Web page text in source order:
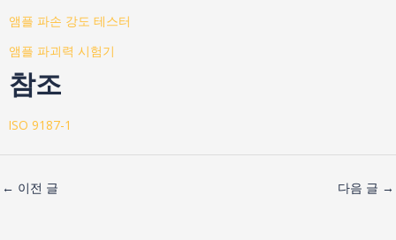
앰플 파손 강도 테스터
앰플 파괴력 시험기
참조
ISO 9187-1
← 이전 글 다음 글 →